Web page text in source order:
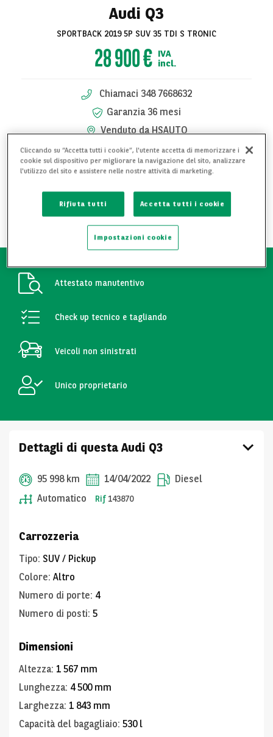
Audi Q3
SPORTBACK 2019 5P SUV 35 TDI S TRONIC
28 900 € IVA
incl.
Chiamaci 348 7668632
Garanzia 36 mesi
Venduto da HSAUTO
RICHIEDI PRENOTAZIONE
RICHIEDI INFORMAZIONI
Attestato manutentivo
Check up tecnico e tagliando
Veicoli non sinistrati
Unico proprietario
Dettagli di questa Audi Q3
95 998 km 14/04/2022
Diesel
Automatico
Rif 143870
Carrozzeria
Tipo: SUV / Pickup
Colore: Altro
Numero di porte: 4
Numero di posti: 5
Dimensioni
Altezza: 1 567 mm
Lunghezza: 4 500 mm
Larghezza: 1 843 mm
Capacità del bagagliaio: 530 l
Cliccando su “Accetta tutti i cookie”, l'utente accetta di memorizzare i
cookie sul dispositivo per migliorare la navigazione del sito, analizzare
l'utilizzo del sito e assistere nelle nostre attività di marketing.
Rifiuta tutti Accetta tutti i cookie
Impostazioni cookie